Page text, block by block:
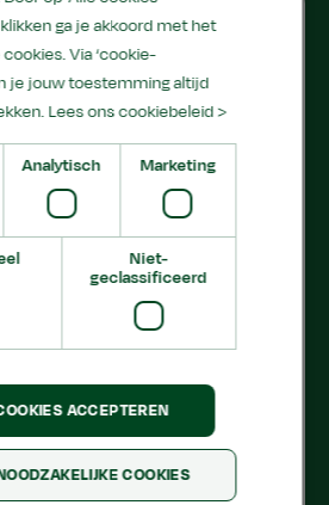
ga je akkoord met het
Via ‘cookie-
je jouw toestemming altijd
Lees ons cookiebeleid >
Analytisch Marketing
Niet-
geclassificeerd
ACCEPTEREN
COOKIES